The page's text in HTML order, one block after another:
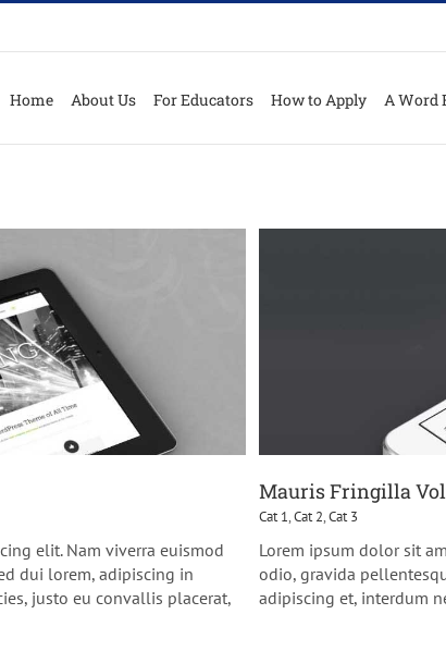
Home About Us For Educators How to Apply A Word
elit. Nam viverra euismod
dui lorem, adipiscing in
justo eu convallis placerat,
Mauris Fringilla
Cat 1,Cat 2,Cat 3
Lorem ipsum dolor sit
odio, gravida
adipiscing et, interdum